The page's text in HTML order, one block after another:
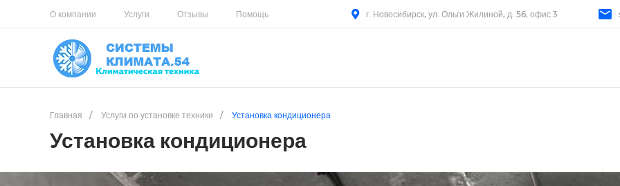
О компании Услуги Отзывы Помощь г. Новосибирск, ул. Ольги Жилиной, д. 56, офис 3
Главная / Услуги по установке техники / Установка кондиционера
Установка кондиционера